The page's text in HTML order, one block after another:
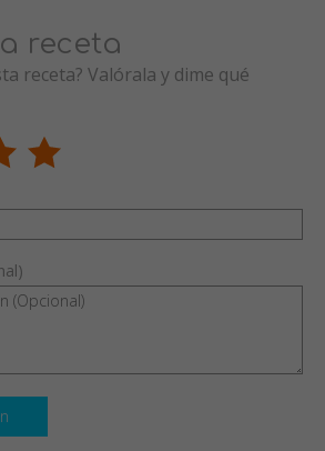
receta
receta? Valórala y dime qué